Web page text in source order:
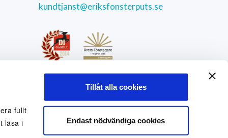
fullt
läsa i
Tillåt alla cookies
Endast nödvändiga cookies
kundtjanst@eriksfonsterputs.se
Sociala medier